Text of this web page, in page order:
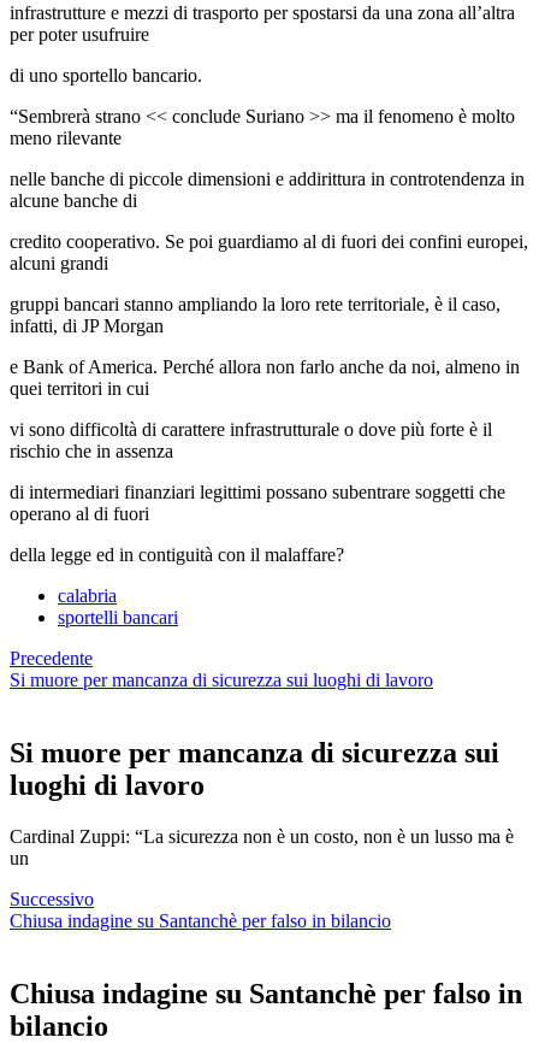
infrastrutture e mezzi di trasporto per spostarsi da una zona all’altra
per poter usufruire
di uno sportello bancario.
“Sembrerà strano << conclude Suriano >> ma il fenomeno è molto
meno rilevante
nelle banche di piccole dimensioni e addirittura in controtendenza in
alcune banche di
credito cooperativo. Se poi guardiamo al di fuori dei confini europei,
alcuni grandi
gruppi bancari stanno ampliando la loro rete territoriale, è il caso,
infatti, di JP Morgan
e Bank of America. Perché allora non farlo anche da noi, almeno in
quei territori in cui
vi sono difficoltà di carattere infrastrutturale o dove più forte è il
rischio che in assenza
di intermediari finanziari legittimi possano subentrare soggetti che
operano al di fuori
della legge ed in contiguità con il malaffare?
calabria
sportelli bancari
Precedente
Si muore per mancanza di sicurezza sui luoghi di lavoro
Si muore per mancanza di sicurezza sui
luoghi di lavoro
Cardinal Zuppi: “La sicurezza non è un costo, non è un lusso ma è
un
Successivo
Chiusa indagine su Santanchè per falso in bilancio
Chiusa indagine su Santanchè per falso in
bilancio